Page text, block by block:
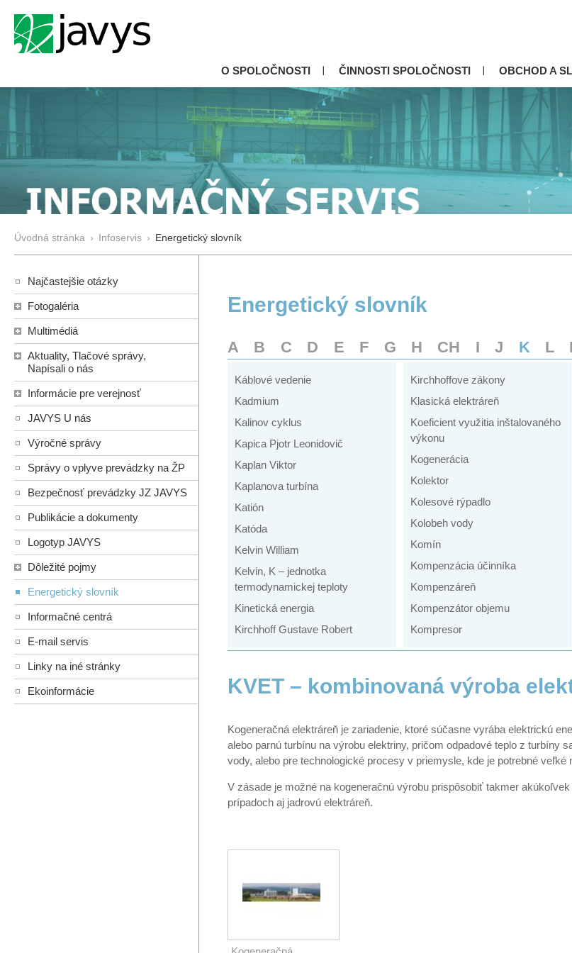
O SPOLOČNOSTI ČINNOSTI SPOLOČNOSTI OBCHOD A
Úvodná stránka › Infoservis › Energetický slovník
Najčastejšie otázky
Fotogaléria
Multimédiá
Aktuality, Tlačové správy,
Napísali o nás
Informácie pre verejnosť
JAVYS U nás
Výročné správy
Správy o vplyve prevádzky na ŽP
Bezpečnosť prevádzky JZ JAVYS
Publikácie a dokumenty
Logotyp JAVYS
Dôležité pojmy
Energetický slovník
Informačné centrá
E-mail servis
Linky na iné stránky
Ekoinformácie
Energetický slovník
A B C D E F G H CH I J K L
Káblové vedenie
Kadmium
Kalinov cyklus
Kapica Pjotr Leonidovič
Kaplan Viktor
Kaplanova turbína
Katión
Katóda
Kelvin William
Kelvin, K – jednotka
termodynamickej teploty
Kinetická energia
Kirchhoff Gustave Robert
Kirchhoffove zákony
Klasická elektráreň
Koeficient využitia inštalovaného
výkonu
Kogenerácia
Kolektor
Kolesové rýpadlo
Kolobeh vody
Komín
Kompenzácia účinníka
Kompenzáreň
Kompenzátor objemu
Kompresor
KVET – kombinovaná výroba
Kogeneračná elektráreň je zariadenie, ktoré súčasne vyrába elektrickú
alebo parnú turbínu na výrobu elektriny, pričom odpadové teplo z
vody, alebo pre technologické procesy v priemysle, kde je potrebné
V zásade je možné na kogeneračnú výrobu prispôsobiť takmer
prípadoch aj jadrovú elektráreň.